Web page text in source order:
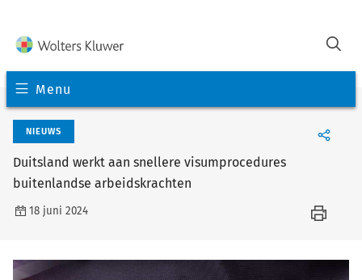
Menu
NIEUWS
Duitsland werkt aan snellere visumprocedures
buitenlandse arbeidskrachten
18 juni 2024